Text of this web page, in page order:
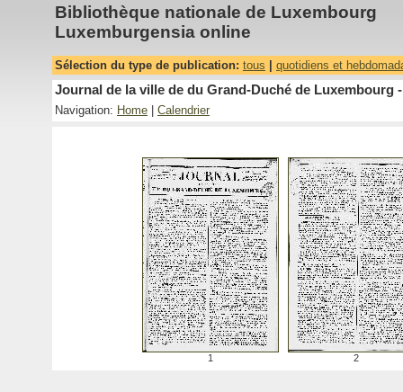
Bibliothèque nationale de Luxembourg
Luxemburgensia online
Sélection du type de publication: tous quotidiens et
Journal de la ville de du Grand-Duché de Luxembourg -
Navigation: Home Calendrier
1 2